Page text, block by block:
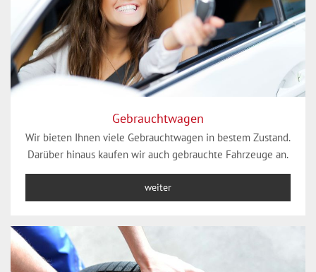
Gebrauchtwagen
Wir bieten Ihnen viele Gebrauchtwagen in bestem Zustand.
Darüber hinaus kaufen wir auch gebrauchte Fahrzeuge an.
weiter